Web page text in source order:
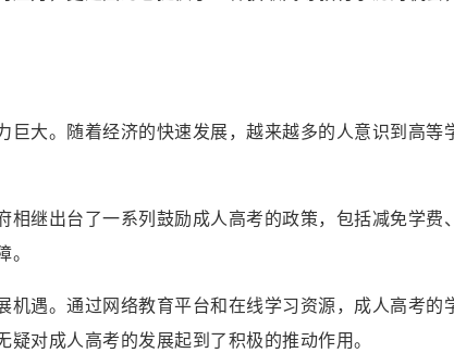
大。随着经济的快速发展，越来越多的人意识到高等
继出台了一系列鼓励成人高考的政策，包括减免学费
遇。通过网络教育平台和在线学习资源，成人高考的
对成人高考的发展起到了积极的推动作用。